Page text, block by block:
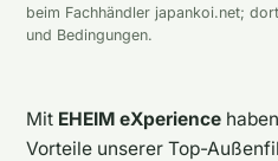
beim Fachhändler japankoi.net;
und Bedingungen.
Mit EHEIM eXperience
Vorteile unserer Top-